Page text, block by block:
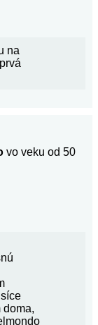
na
vo veku od 50
doma,